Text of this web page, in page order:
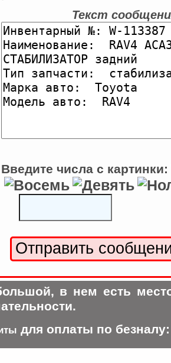
Текст
Введите числа с картинки:
в нем есть
для оплаты по безналу: